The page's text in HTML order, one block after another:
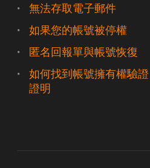
無法存取電子郵件
如果您的帳號被停權
匿名回報單與帳號恢復
如何找到帳號擁有權驗
證明